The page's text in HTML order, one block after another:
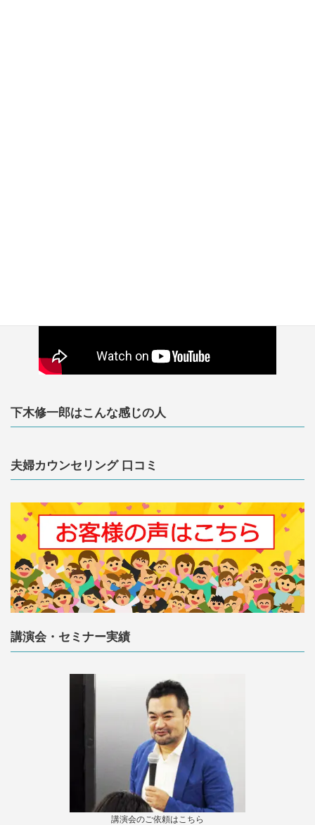
下木修一郎はこんな感じの人
夫婦カウンセリング 口コミ
講演会・セミナー実績
講演会のご依頼はこちら